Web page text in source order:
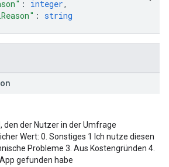
: integer,
: string
den der Nutzer in der Umfrage
Wert: 0. Sonstiges 1 Ich nutze diesen
Probleme 3. Aus Kostengründen 4.
gefunden habe